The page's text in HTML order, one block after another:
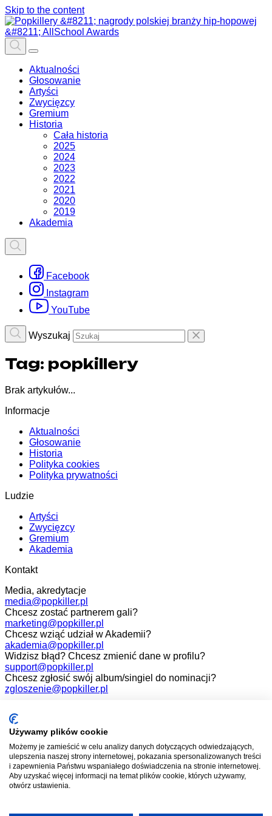
Skip to the content
Aktualności
Głosowanie
Artyści
Zwycięzcy
Gremium
Historia
Cała historia
2025
2024
2023
2022
2021
2020
2019
Akademia
Facebook
Instagram
YouTube
Wyszukaj
Tag: popkillery
Brak artykułów...
Informacje
Aktualności
Głosowanie
Historia
Polityka cookies
Polityka prywatności
Ludzie
Artyści
Zwycięzcy
Gremium
Akademia
Kontakt
Media, akredytacje
media@popkiller.pl
Chcesz zostać partnerem gali?
marketing@popkiller.pl
Chcesz wziąć udział w Akademii?
akademia@popkiller.pl
Widzisz błąd? Chcesz zmienić dane w profilu?
support@popkiller.pl
Chcesz zgłosić swój album/singiel do nominacji?
zgloszenie@popkiller.pl
Instagram
YouTube
Używamy plików cookie
Możemy je zamieścić w celu analizy danych dotyczących odwiedzających,
ulepszenia naszej strony internetowej, pokazania spersonalizowanych treści
i zapewnienia Państwu wspaniałego doświadczenia na stronie internetowej.
Aby uzyskać więcej informacji na temat plików cookie, których używamy,
otwórz ustawienia.